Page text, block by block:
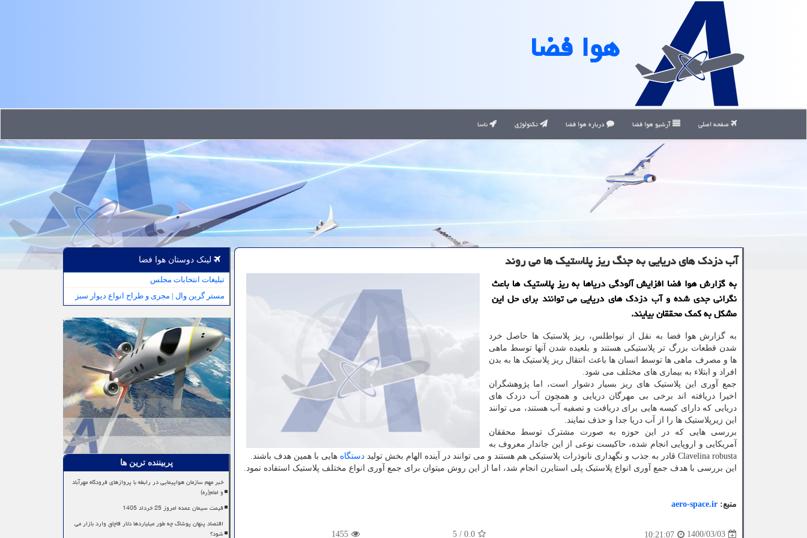
هوا فضا
صفحه اصلی آرشیو هوا فضا درباره هوا فضا تکنولوژی ناسا
آب دزدك های دریایی به جنگ ریز پلاستیك ها می روند
به گزارش هوا فضا افزایش آلودگی دریاها به ریز پلاستیک ها باعث
نگرانی جدی شده و آب دزدک های دریایی می توانند برای حل این
مشکل به کمک محققان بیایند.
به گزارش هوا فضا به نقل از نیواطلس، ریز پلاستیک ها حاصل خرد
شدن قطعات بزرگ تر پلاستیکی هستند و بلعیده شدن آنها توسط ماهی
ها و مصرف ماهی ها توسط انسان ها باعث انتقال ریز پلاستیک ها به بدن
افراد و ابتلاء به بیماری های مختلف می شود.
جمع آوری این پلاستیک های ریز بسیار دشوار است، اما پژوهشگران
اخیرا دریافته اند برخی بی مهرگان دریایی و همچون آب دزدک های
دریایی که دارای کیسه هایی برای دریافت و تصفیه آب هستند، می توانند
این زیرپلاستیک ها را از آب دریا جدا و حذف نمایند.
بررسی هایی که در این حوزه به صورت مشترک توسط محققان
آمریکایی و اروپایی انجام شده، حاکیست نوعی از این جاندار معروف به
Clavelina robusta قادر به جذب و نگهداری نانوذرات پلاستیکی هم هستند و می توانند در آینده الهام بخش تولید
دستگاه هایی با همین هدف باشند.
این بررسی با هدف جمع آوری انواع پلاستیک پلی استایرن انجام شد، اما از این روش میتوان برای جمع آوری انواع مختلف پلاستیک استفاده نمود.
منبع: aero-space.ir
1400/03/03
10:21:07
0.0
/
5
1455
لینک دوستان هوا فضا
تبلیغات انتخابات مجلس
مستر گرین وال | مجری و طراح انواع دیوار سبز
پربیننده ترین ها
خبر مهم سازمان هواپیمایی در رابطه با پروازهای فرودگاه مهرآباد
و امام(ره)
قیمت سیمان عمده امروز 25 خرداد 1405
اقتصاد پنهان پوشاک چه طور میلیاردها دلار قاچاق وارد بازار می
شود؟